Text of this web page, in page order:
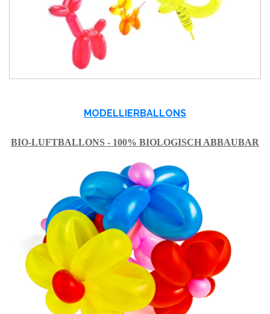
MODELLIERBALLONS
BIO-LUFTBALLONS - 100% BIOLOGISCH ABBAUBAR